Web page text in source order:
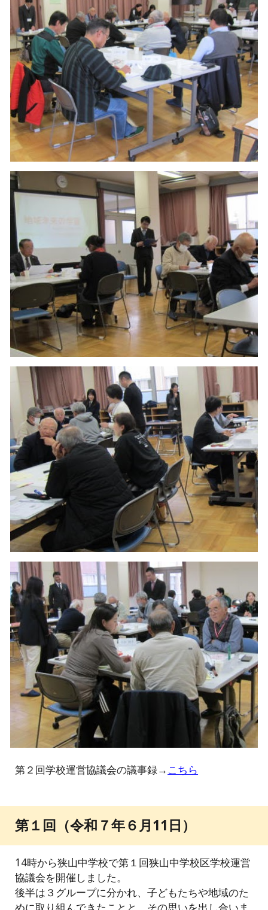
第２回学校運営協議会の議事録→ こちら
第１回（令和７年６月11日）
14時から狭山中学校で第１回狭山中学校区学校運営
協議会を開催しました。
後半は３グループに分かれ、子どもたちや地域のた
めに取り組んできたことと、その思いを出し合いま